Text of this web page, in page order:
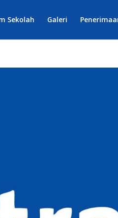
Sekolah Galeri